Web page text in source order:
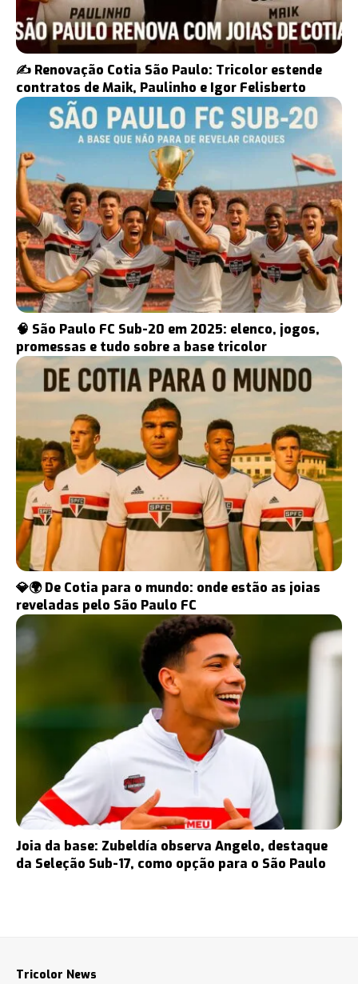
✍️ Renovação Cotia São Paulo: Tricolor estende
contratos de Maik, Paulinho e Igor Felisberto
🧠 São Paulo FC Sub-20 em 2025: elenco, jogos,
promessas e tudo sobre a base tricolor
💎🌍 De Cotia para o mundo: onde estão as joias
reveladas pelo São Paulo FC
Joia da base: Zubeldía observa Angelo, destaque
da Seleção Sub-17, como opção para o São Paulo
Tricolor News